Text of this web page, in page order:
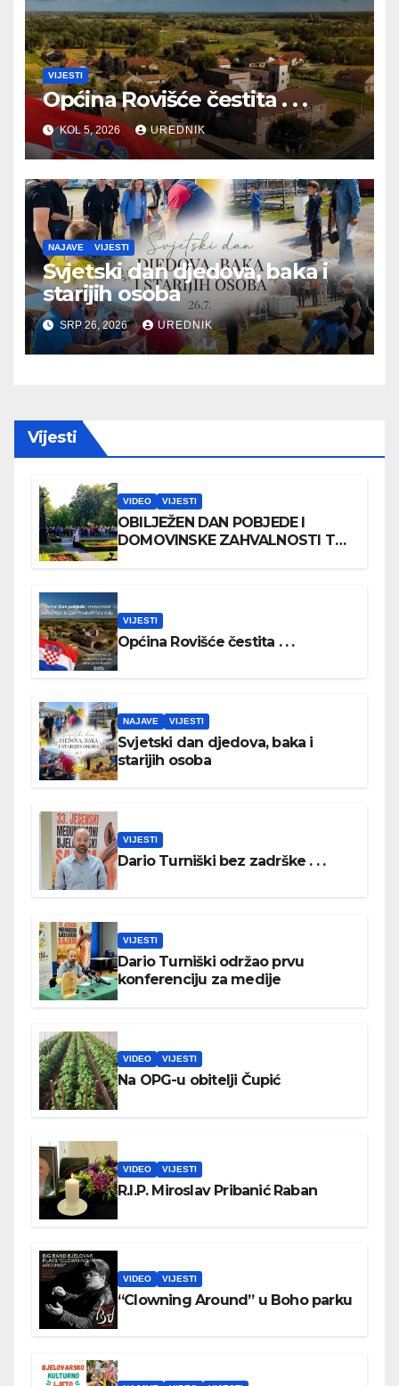
VIJESTI
Općina Rovišće čestita . . .
KOL 5, 2026 UREDNIK
NAJAVE VIJESTI
Svjetski dan djedova, baka i
starijih osoba
SRP 26, 2026 UREDNIK
Vijesti
VIDEO VIJESTI
OBILJEŽEN DAN POBJEDE I
DOMOVINSKE ZAHVALNOSTI TE
VIJESTI
Općina Rovišće čestita . . .
NAJAVE VIJESTI
Svjetski dan djedova, baka i
starijih osoba
VIJESTI
Dario Turniški bez zadrške . . .
VIJESTI
Dario Turniški održao prvu
konferenciju za medije
VIDEO VIJESTI
Na OPG-u obitelji Čupić
VIDEO VIJESTI
R.I.P. Miroslav Pribanić Raban
VIDEO VIJESTI
“Clowning Around” u Boho parku